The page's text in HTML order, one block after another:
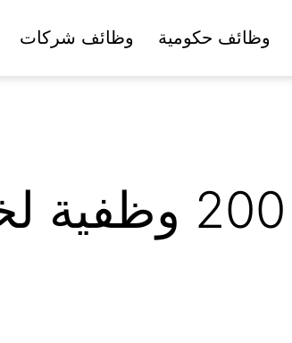
وظائف حكومية وظائف شركات